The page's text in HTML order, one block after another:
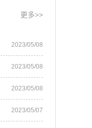
更多>>
2023/05/08
2023/05/08
2023/05/08
2023/05/07